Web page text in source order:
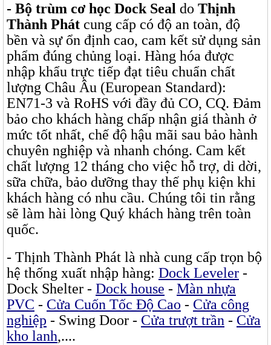
- Bộ trùm cơ học Dock Seal do Thịnh
Thành Phát cung cấp có độ an toàn, độ
bền và sự ổn định cao, cam kết sử dụng sản
phẩm đúng chủng loại. Hàng hóa được
nhập khẩu trực tiếp đạt tiêu chuẩn chất
lượng Châu Âu (European Standard):
EN71-3 và RoHS với đầy đủ CO, CQ. Đảm
bảo cho khách hàng chấp nhận giá thành ở
mức tốt nhất, chế độ hậu mãi sau bảo hành
chuyên nghiệp và nhanh chóng. Cam kết
chất lượng 12 tháng cho việc hỗ trợ, di dời,
sữa chữa, bảo dưỡng thay thế phụ kiện khi
khách hàng có nhu cầu. Chúng tôi tin rằng
sẽ làm hài lòng Quý khách hàng trên toàn
quốc.
- Thịnh Thành Phát là nhà cung cấp trọn bộ
hệ thống xuất nhập hàng: Dock Leveler -
Dock Shelter - Dock house - Màn nhựa
PVC - Cửa Cuốn Tốc Độ Cao - Cửa công
nghiệp - Swing Door - Cửa trượt trần - Cửa
kho lanh,....